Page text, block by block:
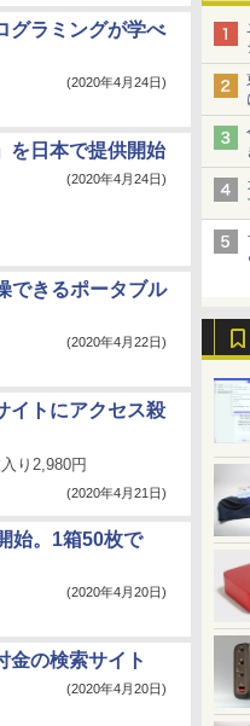
グラミングが学べ
(2020年4月24日)
を日本で提供開始
(2020年4月24日)
できるポータブル
(2020年4月22日)
イトにアクセス殺
り2,980円
(2020年4月21日)
始。1箱50枚で
(2020年4月20日)
金の検索サイト
(2020年4月20日)